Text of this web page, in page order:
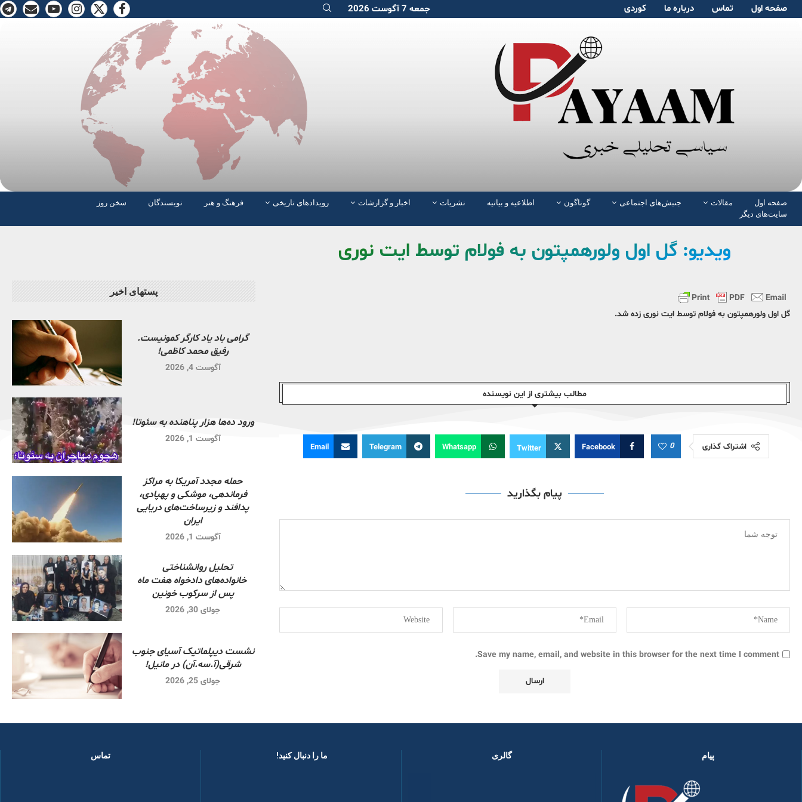
صفحە اول تماس دربارە ما کوردی جمعه 7 آگوست 2026
صفحە اول مقالات جنبش‌های اجتماعی گوناگون اطلاعیه و بیانیه نشریات اخبار و گزارشات رویدادهای تاریخی فرهنگ و هنر نویسندگان
سخن روز
سایت‌های دیگر
ویدیو: گل اول ولورهمپتون به فولام توسط ایت نوری
گل اول ولورهمپتون به فولام توسط ایت نوری زده شد.
مطالب بیشتری از این نویسندە
اشتراک گذاری 0
Facebook
Twitter
Whatsapp
Telegram
Email
پیام بگذارید
Save my name, email, and website in this browser for the next time I comment.
پستهای اخیر
گرامی باد یاد کارگر کمونیست.
رفیق محمد کاظمی!
آگوست 4, 2026
ورود ده‌ها هزار پناهنده به سئوتا!
آگوست 1, 2026
حمله مجدد آمریکا به مراکز
فرماندهی، موشکی و پهپادی،
پدافند و زیرساخت‌های دریایی
ایران
آگوست 1, 2026
تحلیل روانشناختی
خانواده‌های دادخواه هفت ماه
پس از سرکوب خونین
جولای 30, 2026
نشست دیپلماتیک آسیای جنوب
شرقی‌(آ.سه.آن) در مانیل!
جولای 25, 2026
پیام گالری ما را دنبال کنید! ​ تماس